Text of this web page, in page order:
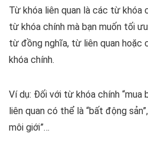
Từ khóa liên quan là các từ khóa
từ khóa chính mà bạn muốn tối
từ đồng nghĩa, từ liên quan
khóa chính.
Ví dụ: Đối với từ khóa chính “mua
liên quan có thể là “bất động
môi giới”…